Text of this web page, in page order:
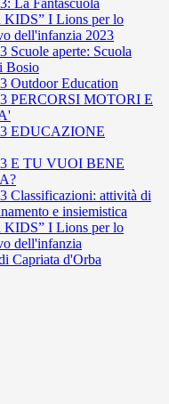
La Fantascuola
KIDS” I Lions per lo
dell'infanzia 2023
Scuole aperte: Scuola
Bosio
Outdoor Education
PERCORSI MOTORI E
EDUCAZIONE
E TU VUOI BENE
Classificazioni: attività di
e insiemistica
KIDS” I Lions per lo
dell'infanzia
Capriata d'Orba